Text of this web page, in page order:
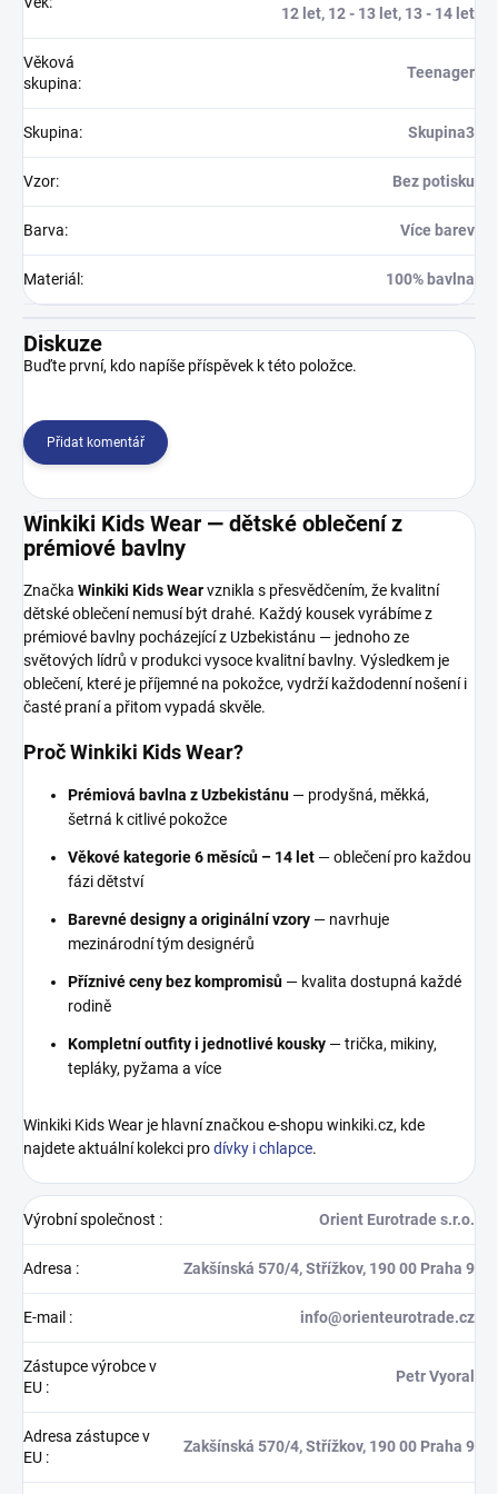
12 let, 12 - 13 let, 13 - 14 let
Věková
skupina:
Teenager
Skupina: Skupina3
Vzor: Bez potisku
Barva: Více barev
Materiál : 100% bavlna
Diskuze
Buďte první, kdo napíše příspěvek k této položce.
Přidat komentář
Winkiki Kids Wear — dětské oblečení z
prémiové bavlny
Značka Winkiki Kids Wearvznikla s přesvědčením, že kvalitní
dětské oblečení nemusí být drahé. Každý kousek vyrábíme z
prémiové bavlny pocházející z Uzbekistánu — jednoho ze
světových lídrů v produkci vysoce kvalitní bavlny. Výsledkem je
oblečení, které je příjemné na pokožce, vydrží každodenní nošení i
časté praní a přitom vypadá skvěle.
Proč Winkiki Kids Wear?
Prémiová bavlna z Uzbekistánu — prodyšná, měkká,
šetrná k citlivé pokožce
Věkové kategorie 6 měsíců – 14 let — oblečení pro každou
fázi dětství
Barevné designy a originální vzory — navrhuje
mezinárodní tým designérů
Příznivé ceny bez kompromisů — kvalita dostupná každé
rodině
Kompletní outfity i jednotlivé kousky — trička, mikiny,
tepláky, pyžama a více
Winkiki Kids Wear je hlavní značkou e-shopu winkiki.cz, kde
najdete aktuální kolekci prodívky i chlapce.
Výrobní společnost : Orient Eurotrade s.r.o.
Adresa : Zakšínská 570/4, Střížkov, 190 00 Praha 9
E-mail : info@orienteurotrade.cz
Zástupce výrobce v
EU :
Petr Vyoral
Adresa zástupce v
EU :
Zakšínská 570/4, Střížkov, 190 00 Praha 9